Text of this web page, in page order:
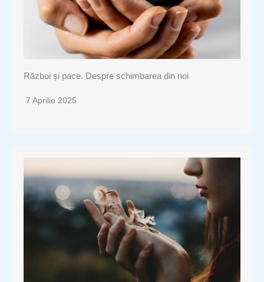
Război și pace. Despre schimbarea din noi
7 Aprilie 2025